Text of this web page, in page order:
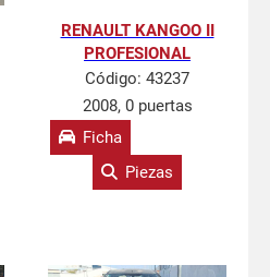
RENAULT KANGOO II
PROFESIONAL
Código: 43237
2008, 0 puertas
Ficha
Piezas